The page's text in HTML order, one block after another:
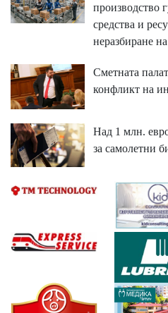
производство
средства и
неразбиране
Сметната
конфликт на
Над 1 млн.
за самолетни